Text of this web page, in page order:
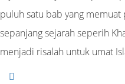
puluh satu bab yang
sepanjang sejarah seperih
menjadi risalah untuk umat